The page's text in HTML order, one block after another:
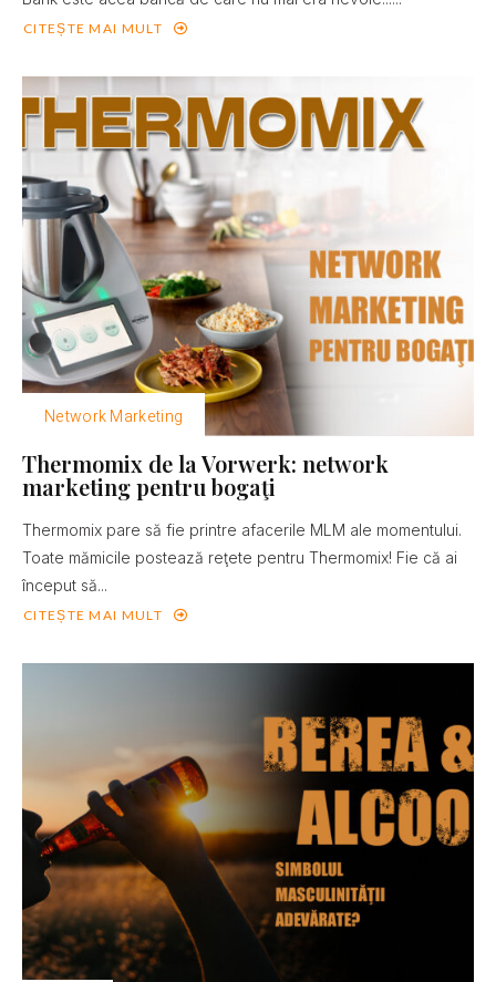
CITEȘTE MAI MULT
Network Marketing
Thermomix de la Vorwerk: network
marketing pentru bogaţi
Thermomix pare să fie printre afacerile MLM ale momentului.
Toate mămicile postează reţete pentru Thermomix! Fie că ai
început să...
CITEȘTE MAI MULT